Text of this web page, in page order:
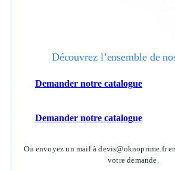
Découvrez l’ensemble de
Demander notre catalogue
Demander notre catalogue
Ou envoyez un mail à devis@oknoprime.fr
votre demande.